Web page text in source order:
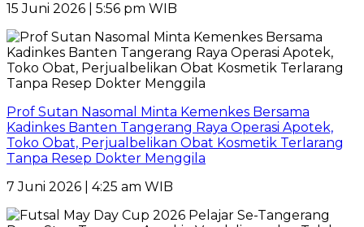
15 Juni 2026 | 5:56 pm WIB
Prof Sutan Nasomal Minta Kemenkes Bersama
Kadinkes Banten Tangerang Raya Operasi Apotek,
Toko Obat, Perjualbelikan Obat Kosmetik Terlarang
Tanpa Resep Dokter Menggila
7 Juni 2026 | 4:25 am WIB